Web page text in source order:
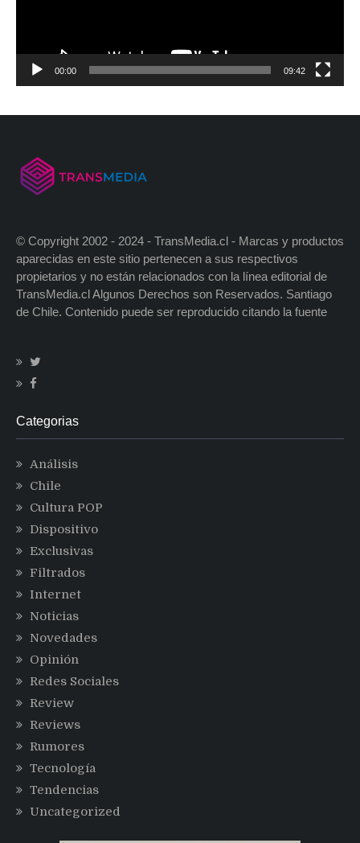
00:00 09:42
© Copyright 2002 - 2024 - TransMedia.cl - Marcas y productos
aparecidas en este sitio pertenecen a sus respectivos
propietarios y no están relacionados con la línea editorial de
TransMedia.cl Algunos Derechos son Reservados. Santiago
de Chile. Contenido puede ser reproducido citando la fuente
Categorias
Análisis
Chile
Cultura POP
Dispositivo
Exclusivas
Filtrados
Internet
Noticias
Novedades
Opinión
Redes Sociales
Review
Reviews
Rumores
Tecnología
Tendencias
Uncategorized